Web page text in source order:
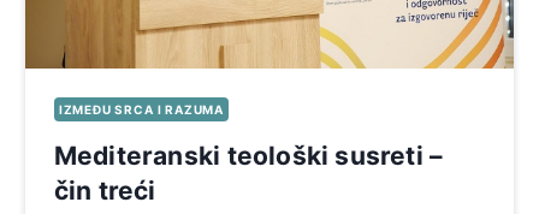
IZMEĐU SRCA I RAZUMA
Mediteranski teološki susreti –
čin treći